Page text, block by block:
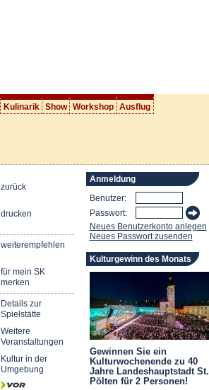
Kulinarik Show Workshop Ausflug
zurück
drucken
weiterempfehlen
für mein SK
merken
Details zur
Spielstätte
Weitere
Veranstaltungen
Kultur in der
Umgebung
Anmeldung
Benutzer:
Passwort:
Neues Benutzerkonto anlegen
Neues Passwort zusenden
Kulturgewinn des Monats
Gewinnen Sie ein
Kulturwochenende zu 40
Jahre Landeshauptstadt St.
Pölten für 2 Personen!